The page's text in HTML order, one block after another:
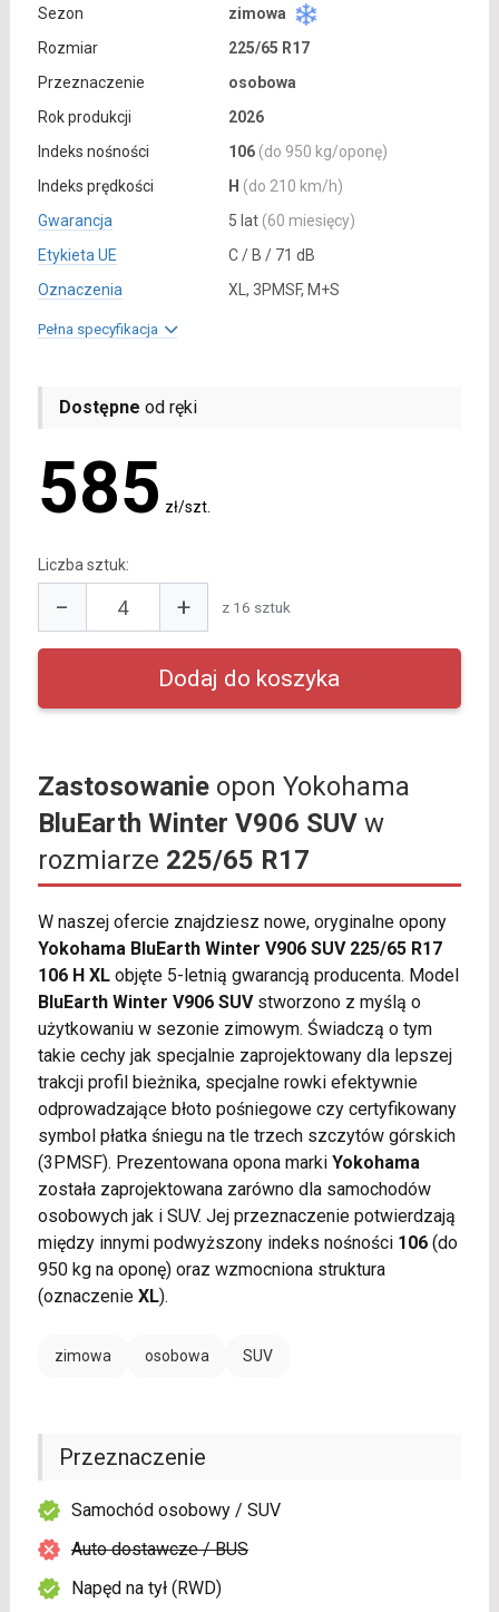
Sezon
zimowa
Rozmiar
225/65 R17
Przeznaczenie
osobowa
Rok produkcji
2026
Indeks nośności
106 (do 950 kg/oponę)
Indeks prędkości
H (do 210 km/h)
Gwarancja
5 lat (60 miesięcy)
Etykieta UE
C / B / 71 dB
Oznaczenia
XL, 3PMSF, M+S
Pełna specyfikacja
Dostępne od ręki
585 zł/szt.
Liczba sztuk:
− + z 16 sztuk
Zastosowanieopon Yokohama
BluEarth Winter V906 SUVw
rozmiarze 225/65 R17
W naszej ofercie znajdziesz nowe, oryginalne opony
Yokohama BluEarth Winter V906 SUV 225/65 R17
106 H XLobjęte 5-letnią gwarancją producenta. Model
BluEarth Winter V906 SUVstworzono z myślą o
użytkowaniu w sezonie zimowym. Świadczą o tym
takie cechy jak specjalnie zaprojektowany dla lepszej
trakcji profil bieżnika, specjalne rowki efektywnie
odprowadzające błoto pośniegowe czy certyfikowany
symbol płatka śniegu na tle trzech szczytów górskich
(3PMSF). Prezentowana opona marki Yokohama
została zaprojektowana zarówno dla samochodów
osobowych jak i SUV. Jej przeznaczenie potwierdzają
między innymi podwyższony indeks nośności 106(do
950 kg na oponę) oraz wzmocniona struktura
(oznaczenie XL).
zimowa osobowa SUV
Przeznaczenie
Samochód osobowy / SUV
Auto dostawcze / BUS
Napęd na tył (RWD)